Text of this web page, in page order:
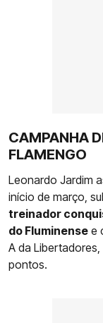
CAMPANHA
FLAMENGO
Leonardo Jardim
início de março,
treinador
do Fluminense e
A da
pontos.